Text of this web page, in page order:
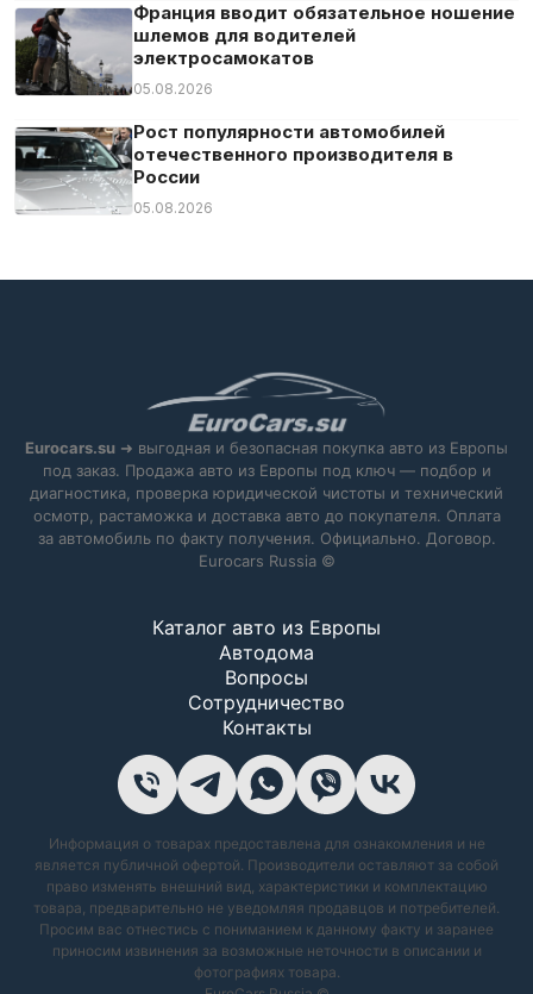
Франция вводит обязательное ношение
шлемов для водителей
электросамокатов
05.08.2026
Рост популярности автомобилей
отечественного производителя в
России
05.08.2026
Eurocars.su ➜ выгодная и безопасная покупка авто из Европы
под заказ. Продажа авто из Европы под ключ — подбор и
диагностика, проверка юридической чистоты и технический
осмотр, растаможка и доставка авто до покупателя. Оплата
за автомобиль по факту получения. Официально. Договор.
Eurocars Russia ©
Каталог авто из Европы
Автодома
Вопросы
Сотрудничество
Контакты
Информация о товарах предоставлена для ознакомления и не
является публичной офертой. Производители оставляют за собой
право изменять внешний вид, характеристики и комплектацию
товара, предварительно не уведомляя продавцов и потребителей.
Просим вас отнестись с пониманием к данному факту и заранее
приносим извинения за возможные неточности в описании и
фотографиях товара.